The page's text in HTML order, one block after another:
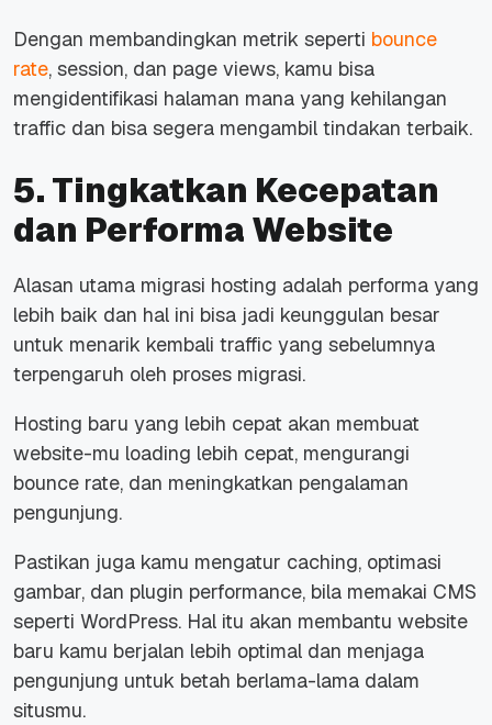
Dengan membandingkan metrik seperti bounce
rate, session, dan page views, kamu bisa
mengidentifikasi halaman mana yang kehilangan
traffic dan bisa segera mengambil tindakan terbaik.
5. Tingkatkan Kecepatan
dan Performa Website
Alasan utama migrasi hosting adalah performa yang
lebih baik dan hal ini bisa jadi keunggulan besar
untuk menarik kembali traffic yang sebelumnya
terpengaruh oleh proses migrasi.
Hosting baru yang lebih cepat akan membuat
website-mu loading lebih cepat, mengurangi
bounce rate, dan meningkatkan pengalaman
pengunjung.
Pastikan juga kamu mengatur caching, optimasi
gambar, dan plugin performance, bila memakai CMS
seperti WordPress. Hal itu akan membantu website
baru kamu berjalan lebih optimal dan menjaga
pengunjung untuk betah berlama-lama dalam
situsmu.